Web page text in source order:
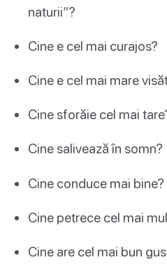
naturii”?
Cine e cel mai curajos?
Cine e cel mai mare
Cine sforăie cel mai
Cine salivează în somn?
Cine conduce mai bine?
Cine petrece cel mai
Cine are cel mai bun